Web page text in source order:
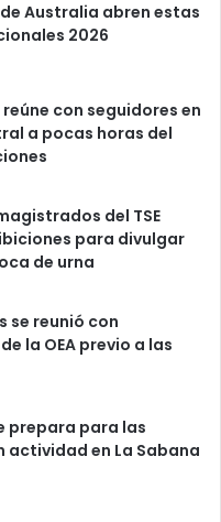
de Australia abren estas
2026
reúne con seguidores en
a pocas horas del
del TSE
para divulgar
de urna
se reunió con
la OEA previo a las
prepara para las
actividad en La Sabana